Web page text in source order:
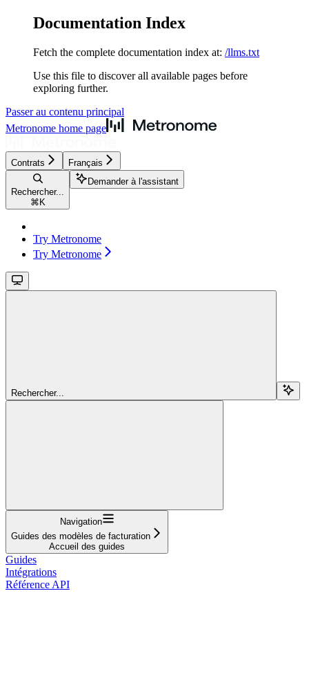
Documentation Index
Fetch the complete documentation index at: /llms.txt
Use this file to discover all available pages before
exploring further.
Passer au contenu principal
Metronome home page
Contrats Français
Rechercher...
⌘ K
Demander à l'assistant
Try Metronome
Try Metronome
Rechercher...
Navigation
Guides des modèles de facturation
Accueil des guides
Guides
Intégrations
Référence API